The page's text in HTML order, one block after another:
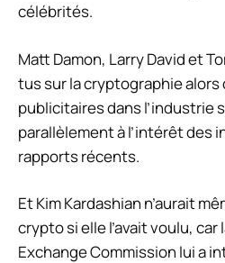
célébrités.
Matt Damon, Larry David et
tus sur la cryptographie alors
publicitaires dans l’industrie
parallèlement à l’intérêt des
rapports récents.
Et Kim Kardashian n’aurait
crypto si elle l’avait voulu, car
Exchange Commission lui a